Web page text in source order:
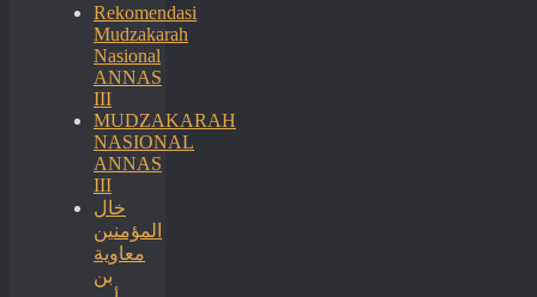
Rekomendasi
Mudzakarah
Nasional
ANNAS
III
MUDZAKARAH
NASIONAL
ANNAS
III
خال
المؤمنين
معاوية
بن